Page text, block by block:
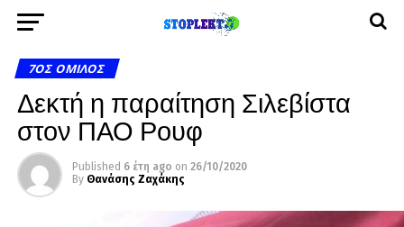
7ΟΣ ΌΜΙΛΟΣ
Δεκτή η παραίτηση Σιλεβίστα
στον ΠΑΟ Ρουφ
Published 6 έτη ago on 26/10/2020
By Θανάσης Ζαχάκης